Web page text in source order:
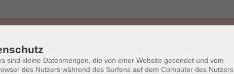
sind kleine Datenmengen, die von einer Website gesendet und vom
des Nutzers während des Surfens auf dem Computer des Nutzers